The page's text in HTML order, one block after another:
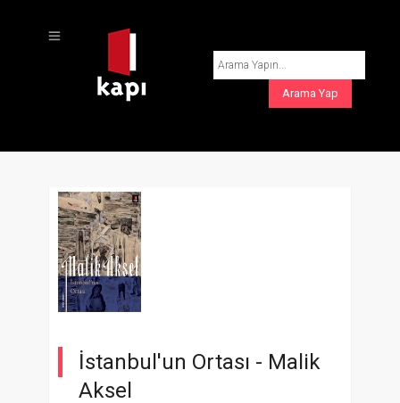
İstanbul'un Ortası - Malik
Aksel